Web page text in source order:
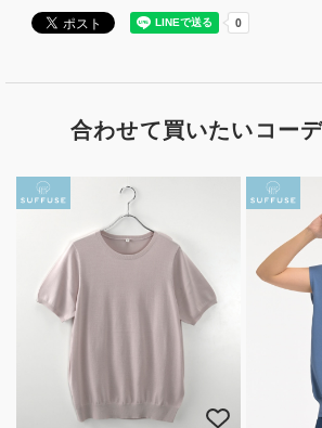
合わせて買いたいコー